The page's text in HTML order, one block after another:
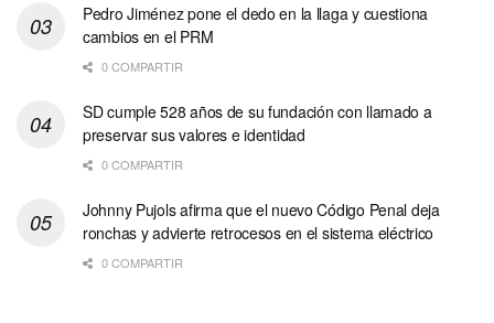
Pedro Jiménez pone el dedo en la llaga y cuestiona
cambios en el PRM
0 COMPARTIR
SD cumple 528 años de su fundación con llamado a
preservar sus valores e identidad
0 COMPARTIR
Johnny Pujols afirma que el nuevo Código Penal deja
ronchas y advierte retrocesos en el sistema eléctrico
0 COMPARTIR